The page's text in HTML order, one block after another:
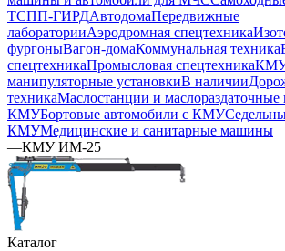
ТСПП-ГИРДАвтодомаПередвижные
лабораторииАэродромная спецтехника
фургоныВагон-домаКоммунальная техника
спецтехникаПромысловая спецтехникаКМУ
манипуляторные установкиВ наличии
техникаМаслостанции и маслораздаточные
КМУБортовые автомобили с КМУ
КМУМедицинские и санитарные машины
—КМУ ИМ-25
Каталог